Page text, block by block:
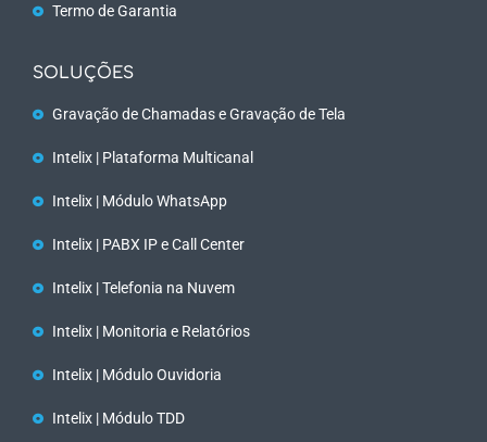
Termo de Garantia
SOLUÇÕES
Gravação de Chamadas e Gravação de Tela
Intelix | Plataforma Multicanal
Intelix | Módulo WhatsApp
Intelix | PABX IP e Call Center
Intelix | Telefonia na Nuvem
Intelix | Monitoria e Relatórios
Intelix | Módulo Ouvidoria
Intelix | Módulo TDD